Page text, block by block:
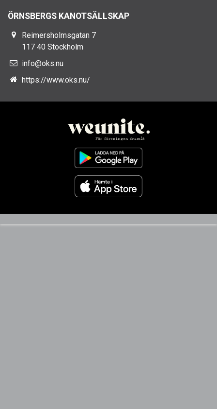
ÖRNSBERGS KANOTSÄLLSKAP
Reimersholmsgatan 7
117 40 Stockholm
info@oks.nu
https://www.oks.nu/